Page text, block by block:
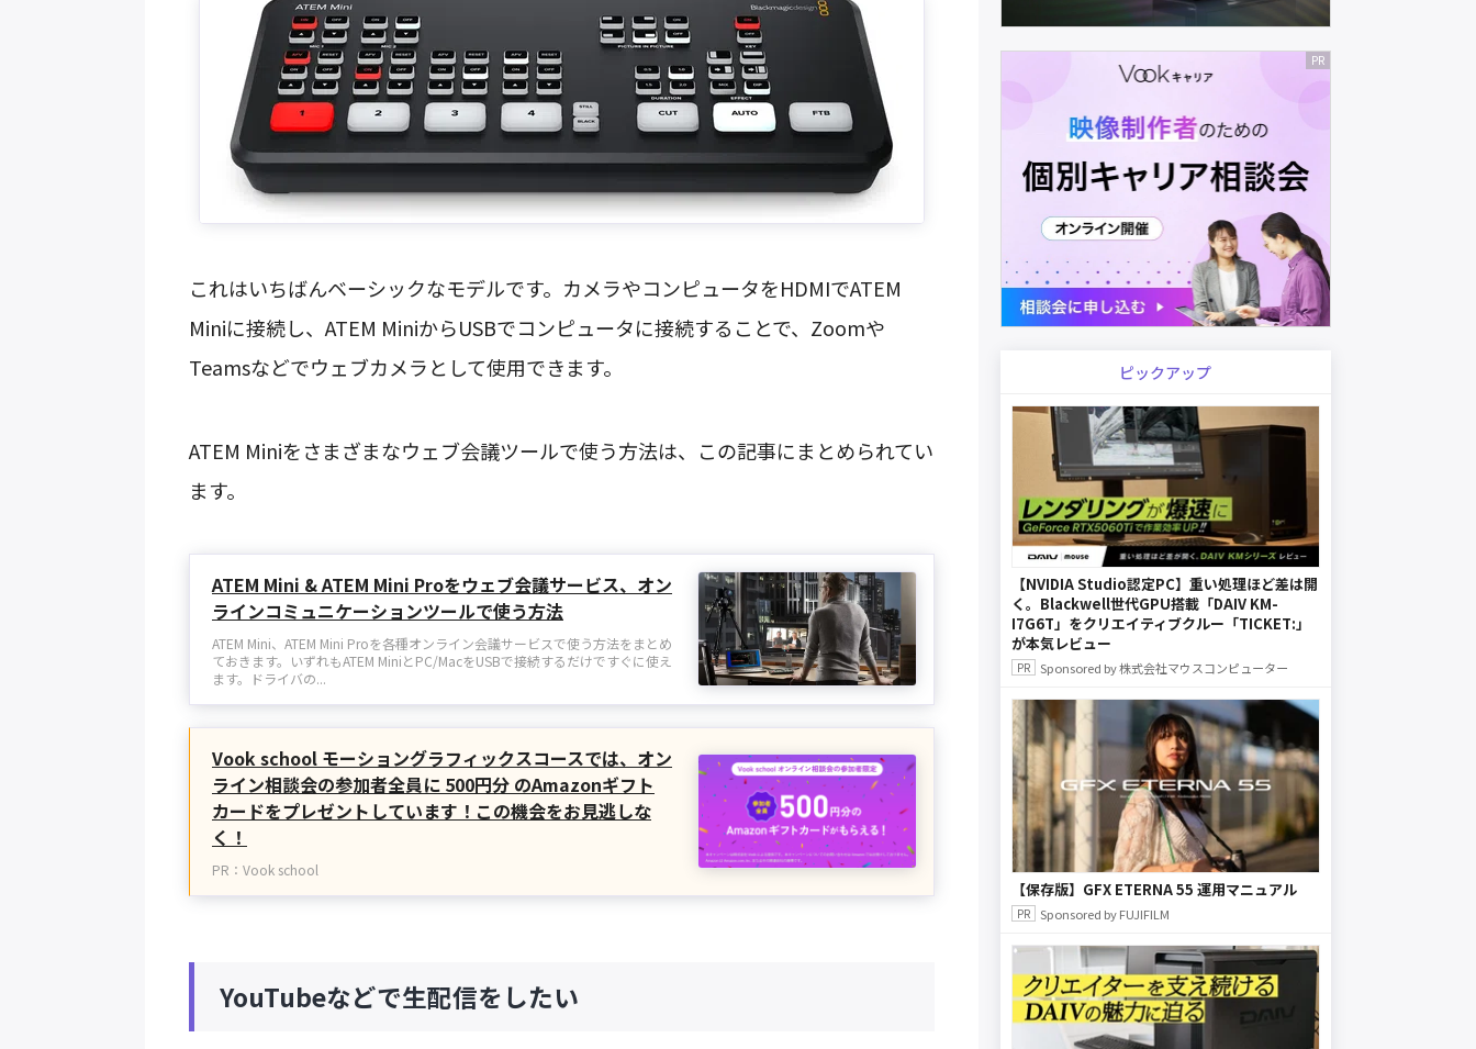
これはいちばんベーシックなモデルです。カメラやコンピュータをHDMIでATEM
Miniに接続し、ATEM MiniからUSBでコンピュータに接続することで、Zoomや
Teamsなどでウェブカメラとして使用できます。
ATEM Miniをさまざまなウェブ会議ツールで使う方法は、この記事にまとめられてい
ます。
ATEM Mini & ATEM Mini Proをウェブ会議サービス、オン
ラインコミュニケーションツールで使う方法
ATEM Mini、ATEM Mini Proを各種オンライン会議サービスで使う方法をまとめ
ておきます。いずれもATEM MiniとPC/MacをUSBで接続するだけですぐに使え
ます。ドライバの...
Vook school モーショングラフィックスコースでは、オン
ライン相談会の参加者全員に 500円分 のAmazonギフト
カードをプレゼントしています！この機会をお見逃しな
く！
PR：Vook school
YouTubeなどで生配信をしたい
ピックアップ
【NVIDIA Studio認定PC】重い処理ほど差は開
く。Blackwell世代GPU搭載「DAIV KM-
I7G6T」をクリエイティブクルー「TICKET:」
が本気レビュー
Sponsored by 株式会社マウスコンピューター
【保存版】GFX ETERNA 55 運用マニュアル
Sponsored by FUJIFILM